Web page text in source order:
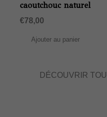
caoutchouc naturel
€78,00
Ajouter au panier
DÉCOUVRIR